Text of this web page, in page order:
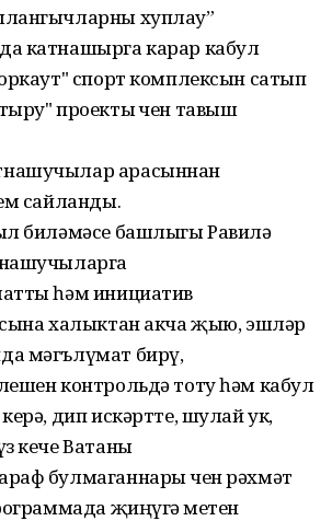
хуплау”
катнашырга карар кабул
спорт комплексын сатып
проекты өчен тавыш
арасыннан
сайланды.
биләмәсе башлыгы Равилә
һәм инициатив
халыктан акча җыю, эшләр
мәгълүмат бирү,
контрольдә тоту һәм кабул
дип искәртте, шулай ук,
кече Ватаны
булмаганнары өчен рәхмәт
җиңүгә өметен